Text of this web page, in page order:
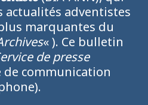
actualités adventistes
marquantes du
« ). Ce bulletin
de presse
de communication